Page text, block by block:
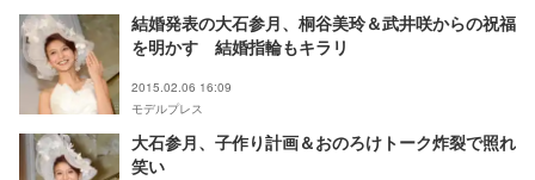
結婚発表の大石参月、桐谷美玲＆武井咲からの祝福
を明かす 結婚指輪もキラリ
2015.02.06 16:09
モデルプレス
大石参月、子作り計画＆おのろけトーク炸裂で照れ
笑い